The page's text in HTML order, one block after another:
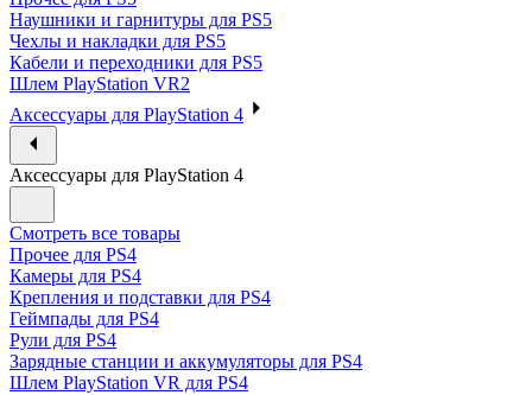
Наушники и гарнитуры для PS5
Чехлы и накладки для PS5
Кабели и переходники для PS5
Шлем PlayStation VR2
Аксессуары для PlayStation 4
Аксессуары для PlayStation 4
Смотреть все товары
Прочее для PS4
Камеры для PS4
Крепления и подставки для PS4
Геймпады для PS4
Рули для PS4
Зарядные станции и аккумуляторы для PS4
Шлем PlayStation VR для PS4